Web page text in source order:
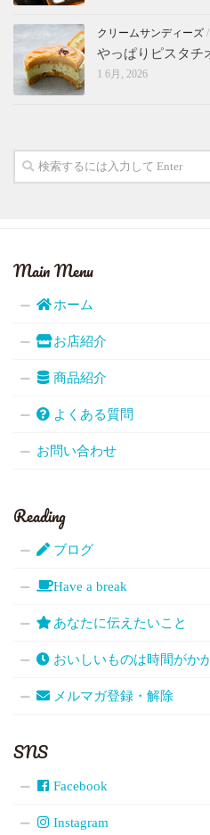
クリームサンディーズ /
やっぱりピスタチ
1 6月, 2026
Main Menu
ホーム
お店紹介
商品紹介
よくある質問
お問い合わせ
Reading
ブログ
Have a break
あなたに伝えたいこと
おいしいものは時間がか
メルマガ登録・解除
SNS
Facebook
Instagram